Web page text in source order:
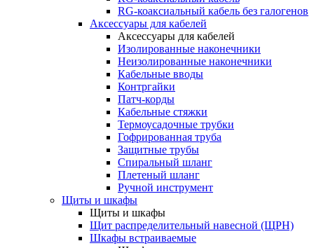
RG-коаксиальный кабель без галогенов
Аксессуары для кабелей
Аксессуары для кабелей
Изолированные наконечники
Неизолированные наконечники
Кабельные вводы
Контргайки
Патч-корды
Кабельные стяжки
Термоусадочные трубки
Гофрированная труба
Защитные трубы
Спиральный шланг
Плетеный шланг
Ручной инструмент
Щиты и шкафы
Щиты и шкафы
Щит распределительный навесной (ЩРН)
Шкафы встраиваемые